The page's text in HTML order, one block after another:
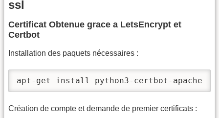
ssl
Certificat Obtenue grace a LetsEncrypt et
Certbot
Installation des paquets nécessaires :
apt-get install python3-certbot-apache
Création de compte et demande de premier certificats :